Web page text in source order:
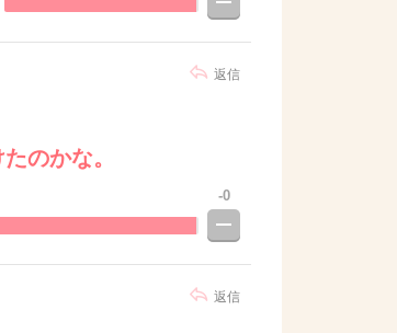
のかな。
返信
-0
返信